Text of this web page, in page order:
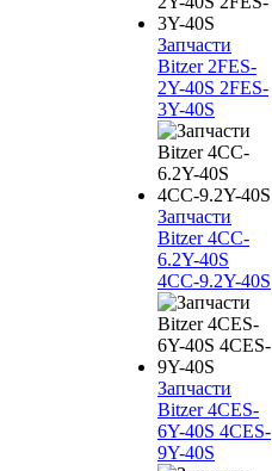
Запчасти
Bitzer 2FES-
2Y-40S 2FES-
3Y-40S
Запчасти
Bitzer 4CC-
6.2Y-40S
4CC-9.2Y-40S
Запчасти
Bitzer 4CES-
6Y-40S 4CES-
9Y-40S